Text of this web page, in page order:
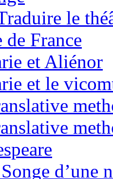
le
France
et Aliénor
et le
d’une